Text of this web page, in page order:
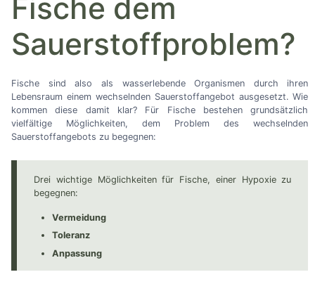
Fische dem
Sauerstoffproblem?
Fische sind also als wasserlebende Organismen durch ihren
Lebensraum einem wechselnden Sauerstoffangebot ausgesetzt. Wie
kommen diese damit klar? Für Fische bestehen grundsätzlich
vielfältige Möglichkeiten, dem Problem des wechselnden
Sauerstoffangebots zu begegnen:
Drei wichtige Möglichkeiten für Fische, einer Hypoxie zu
begegnen:
Vermeidung
Toleranz
Anpassung